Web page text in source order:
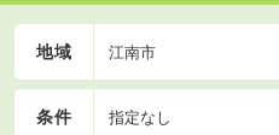
地域 江南市
条件 指定なし